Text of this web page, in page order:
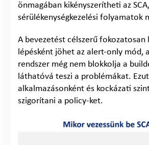
önmagában kikényszerítheti az
sérülékenységkezelési folyamatok
A bevezetést célszerű fokozatosan
lépésként jöhet az alert-only mód,
rendszer még nem blokkolja a
láthatóvá teszi a problémákat.
alkalmazásonként és kockázati
szigorítani a policy-ket.